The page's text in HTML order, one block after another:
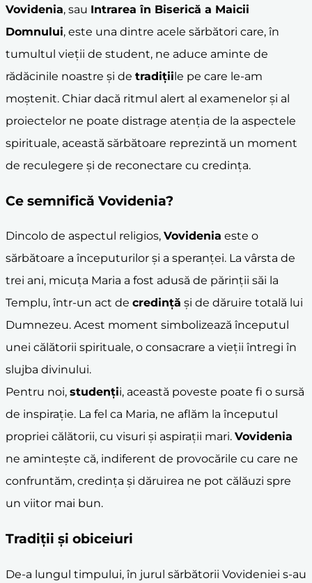
Vovidenia, sau Intrarea în Biserică a Maicii
Domnului, este una dintre acele sărbători care, în
tumultul vieții de student, ne aduce aminte de
rădăcinile noastre și de tradițiile pe care le-am
moștenit. Chiar dacă ritmul alert al examenelor și al
proiectelor ne poate distrage atenția de la aspectele
spirituale, această sărbătoare reprezintă un moment
de reculegere și de reconectare cu credința.
Ce semnifică Vovidenia?
Dincolo de aspectul religios, Vovidenia este o
sărbătoare a începuturilor și a speranței. La vârsta de
trei ani, micuța Maria a fost adusă de părinții săi la
Templu, într-un act de credință și de dăruire totală lui
Dumnezeu. Acest moment simbolizează începutul
unei călătorii spirituale, o consacrare a vieții întregi în
slujba divinului.
Pentru noi, studenții, această poveste poate fi o sursă
de inspirație. La fel ca Maria, ne aflăm la începutul
propriei călătorii, cu visuri și aspirații mari. Vovidenia
ne amintește că, indiferent de provocările cu care ne
confruntăm, credința și dăruirea ne pot călăuzi spre
un viitor mai bun.
Tradiții și obiceiuri
De-a lungul timpului, în jurul sărbătorii Vovideniei s-au